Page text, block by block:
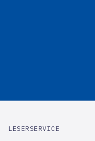
LESERSERVICE